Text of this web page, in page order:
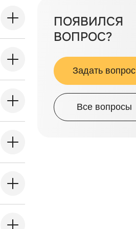
ПОЯВИЛСЯ
ВОПРОС?
Задать вопрос
Все вопросы